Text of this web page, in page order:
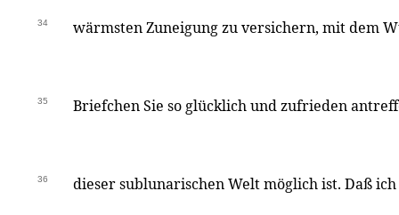
34 wärmsten Zuneigung zu versichern, mit dem
35 Briefchen Sie so glücklich und zufrieden
36 dieser sublunarischen Welt möglich ist. Daß